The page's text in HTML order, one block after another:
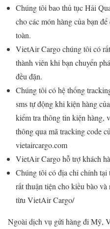
Chúng tôi bao thủ tục Hải
cho các món hàng của bạn
toàn.
VietAir Cargo chúng tôi có
thành viên khi bạn chuyển
đều đặn.
Chúng tôi có hệ thống
sms tự động khi kiện hàng
kiểm tra thông tin kiện hàng,
thông qua mã tracking code
vietaircargo.com
VietAir Cargo hỗ trợ khách
Chúng tôi có địa chỉ chính tại
rất thuận tiện cho kiều bào
từu VietAir Cargo/
Ngoài dịch vụ gửi hàng đi Mỹ,